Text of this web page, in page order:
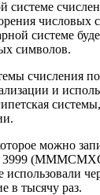
системе
числовых
системе
символов.
счисления
и
можно
3999
в тысячу раз.